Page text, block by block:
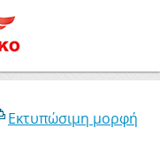
Εκτυπώσιμη μορφή